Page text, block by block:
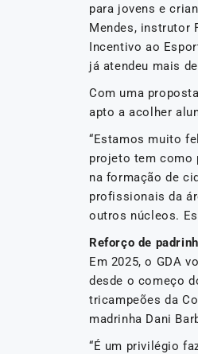
para jovens e
Mendes, instrutor
Incentivo ao
já atendeu mais
Com uma
apto a acolher
“Estamos muito
projeto tem como
na formação de
profissionais da
outros núcleos.
Reforço de
Em 2025, o GDA
desde o começo
tricampeões da
madrinha Dani
“É um privilégio